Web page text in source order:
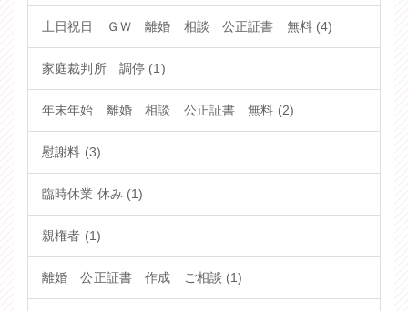
土日祝日 ＧＷ 離婚 相談 公正証書 無料 (4)
家庭裁判所 調停 (1)
年末年始 離婚 相談 公正証書 無料 (2)
慰謝料 (3)
臨時休業 休み (1)
親権者 (1)
離婚 公正証書 作成 ご相談 (1)